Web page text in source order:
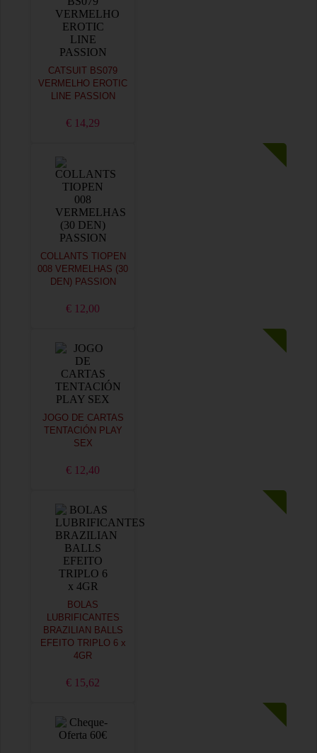
CATSUIT BS079
VERMELHO EROTIC
LINE PASSION
€ 14,29
COLLANTS TIOPEN
008 VERMELHAS (30
DEN) PASSION
€ 12,00
JOGO DE CARTAS
TENTACIÓN PLAY
SEX
€ 12,40
BOLAS
LUBRIFICANTES
BRAZILIAN BALLS
EFEITO TRIPLO 6 x
4GR
€ 15,62